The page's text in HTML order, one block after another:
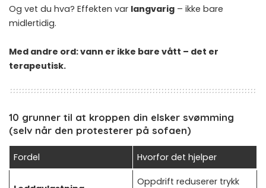
Og vet du hva? Effekten var langvarig – ikke bare
midlertidig.
Med andre ord: vann er ikke bare vått – det er
terapeutisk.
10 grunner til at kroppen din elsker svømming
(selv når den protesterer på sofaen)
Fordel Hvorfor det hjelper
Oppdrift reduserer trykk